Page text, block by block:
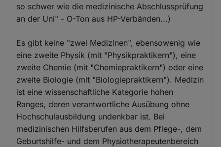
so schwer wie die medizinische Abschlussprüfung
an der Uni" - O-Ton aus HP-Verbänden...)
Es gibt keine "zwei Medizinen", ebensowenig wie
eine zweite Physik (mit "Physikpraktikern"), eine
zweite Chemie (mit "Chemiepraktikern") oder eine
zweite Biologie (mit "Biologiepraktikern"). Medizin
ist eine wissenschaftliche Kategorie hohen
Ranges, deren verantwortliche Ausübung ohne
Hochschulausbildung undenkbar ist. Bei
medizinischen Hilfsberufen aus dem Pflege-, dem
Geburtshilfe- und dem Physiotherapeutenbereich